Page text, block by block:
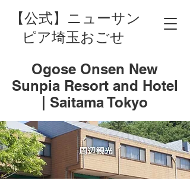
【公式】ニューサン
ピア埼玉おごせ
Ogose Onsen New
Sunpia Resort and Hotel
| Saitama Tokyo